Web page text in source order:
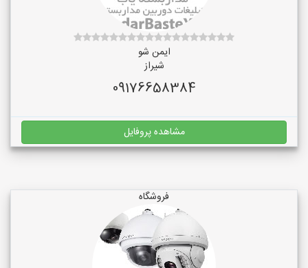
ایمن شو
شیراز
09176658384
مشاهده پروفایل
فروشگاه